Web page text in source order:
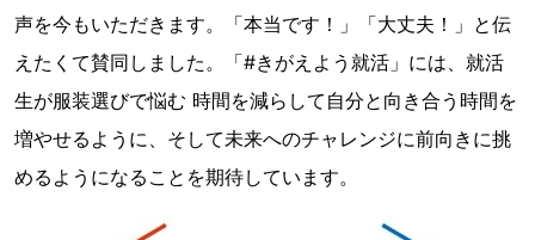
声を今もいただきます。「本当です！」「大丈夫！」と伝
えたくて賛同しました。「#きがえよう就活」には、就活
生が服装選びで悩む 時間を減らして自分と向き合う時間を
増やせるように、そして未来へのチャレンジに前向きに挑
めるようになることを期待しています。